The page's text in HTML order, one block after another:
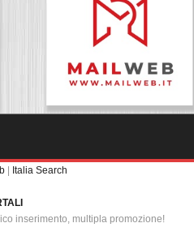
| Italia Search
inserimento, multipla promozione!